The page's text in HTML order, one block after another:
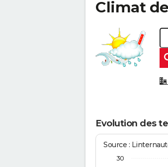
Climat de
Evolution des
Source :
30